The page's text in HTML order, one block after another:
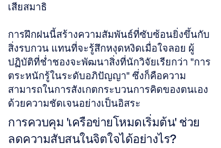
เสียสมาธิ
การฝึกฝนนี้สร้างความสัมพันธ์ที่ซับซ้อนยิ่งขึ้นกับ
สิ่งรบกวน แทนที่จะรู้สึกหงุดหงิดเมื่อใจลอย ผู้
ปฏิบัติที่ช่ำชองจะพัฒนาสิ่งที่นักวิจัยเรียกว่า "การ
ตระหนักรู้ในระดับอภิปัญญา" ซึ่งก็คือความ
สามารถในการสังเกตกระบวนการคิดของตนเอง
ด้วยความชัดเจนอย่างเป็นอิสระ
การควบคุม 'เครือข่ายโหมดเริ่มต้น' ช่วย
ลดความสับสนในจิตใจได้อย่างไร?